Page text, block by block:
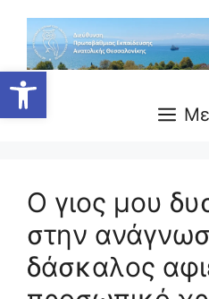
Ανοίξτε τη γραμμή εργαλείων
περιεχόμενο
Ο γιος μου
στην
δάσκαλος